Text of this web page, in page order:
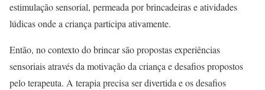
estimulação sensorial, permeada por brincadeiras e atividades
lúdicas onde a criança participa ativamente.
Então, no contexto do brincar são propostas experiências
sensoriais através da motivação da criança e desafios propostos
pelo terapeuta. A terapia precisa ser divertida e os desafios